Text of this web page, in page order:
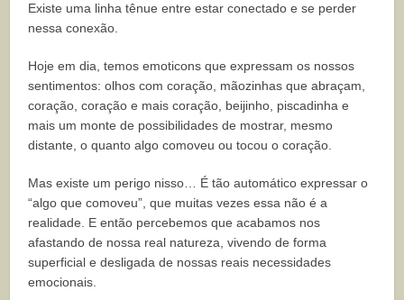
Existe uma linha tênue entre estar conectado e se perder
nessa conexão.
Hoje em dia, temos emoticons que expressam os nossos
sentimentos: olhos com coração, mãozinhas que abraçam,
coração, coração e mais coração, beijinho, piscadinha e
mais um monte de possibilidades de mostrar, mesmo
distante, o quanto algo comoveu ou tocou o coração.
Mas existe um perigo nisso… É tão automático expressar o
“algo que comoveu”, que muitas vezes essa não é a
realidade. E então percebemos que acabamos nos
afastando de nossa real natureza, vivendo de forma
superficial e desligada de nossas reais necessidades
emocionais.